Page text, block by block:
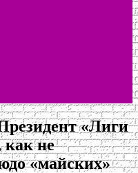
«Лиги
не
«майских»